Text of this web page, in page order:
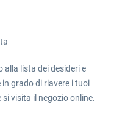
lista dei desideri e
grado di riavere i tuoi
visita il negozio online.